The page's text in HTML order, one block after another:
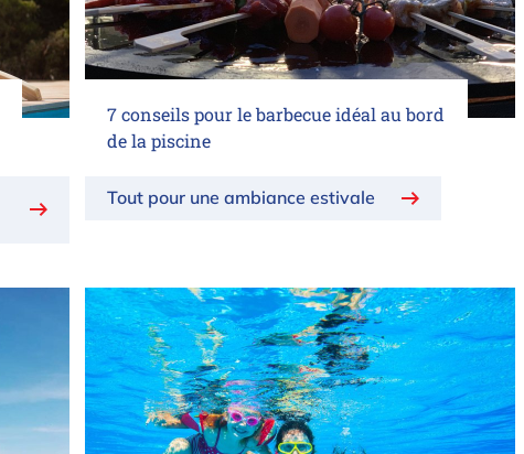
7 conseils pour le barbecue idéal au bord
de la piscine
Tout pour une ambiance estivale